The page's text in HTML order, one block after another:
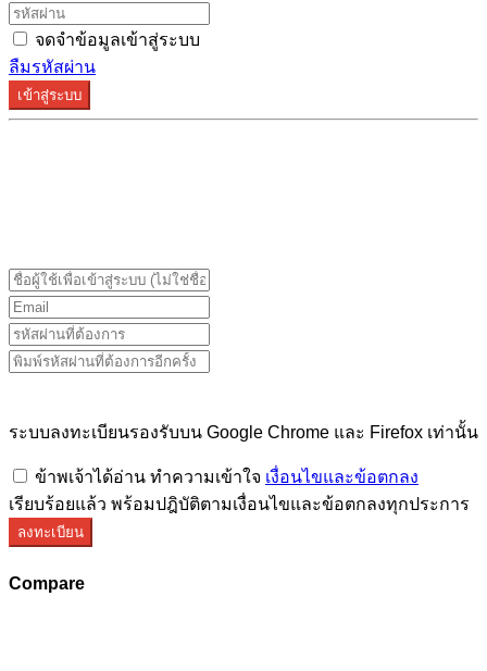
จดจำข้อมูลเข้าสู่ระบบ
ลืมรหัสผ่าน
เข้าสู่ระบบ
ระบบลงทะเบียนรองรับบน Google Chrome และ Firefox เท่านั้น
ข้าพเจ้าได้อ่าน ทำความเข้าใจ เงื่อนไขและข้อตกลง
เรียบร้อยแล้ว พร้อมปฎิบัติตามเงื่อนไขและข้อตกลงทุกประการ
ลงทะเบียน
Compare